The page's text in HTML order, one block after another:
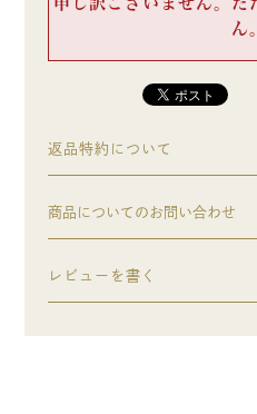
ん
返品特約について
商品についてのお問い合わせ
レビューを書く